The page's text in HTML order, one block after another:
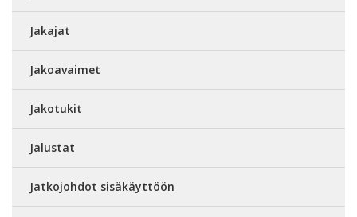
Jakajat
Jakoavaimet
Jakotukit
Jalustat
Jatkojohdot sisäkäyttöön